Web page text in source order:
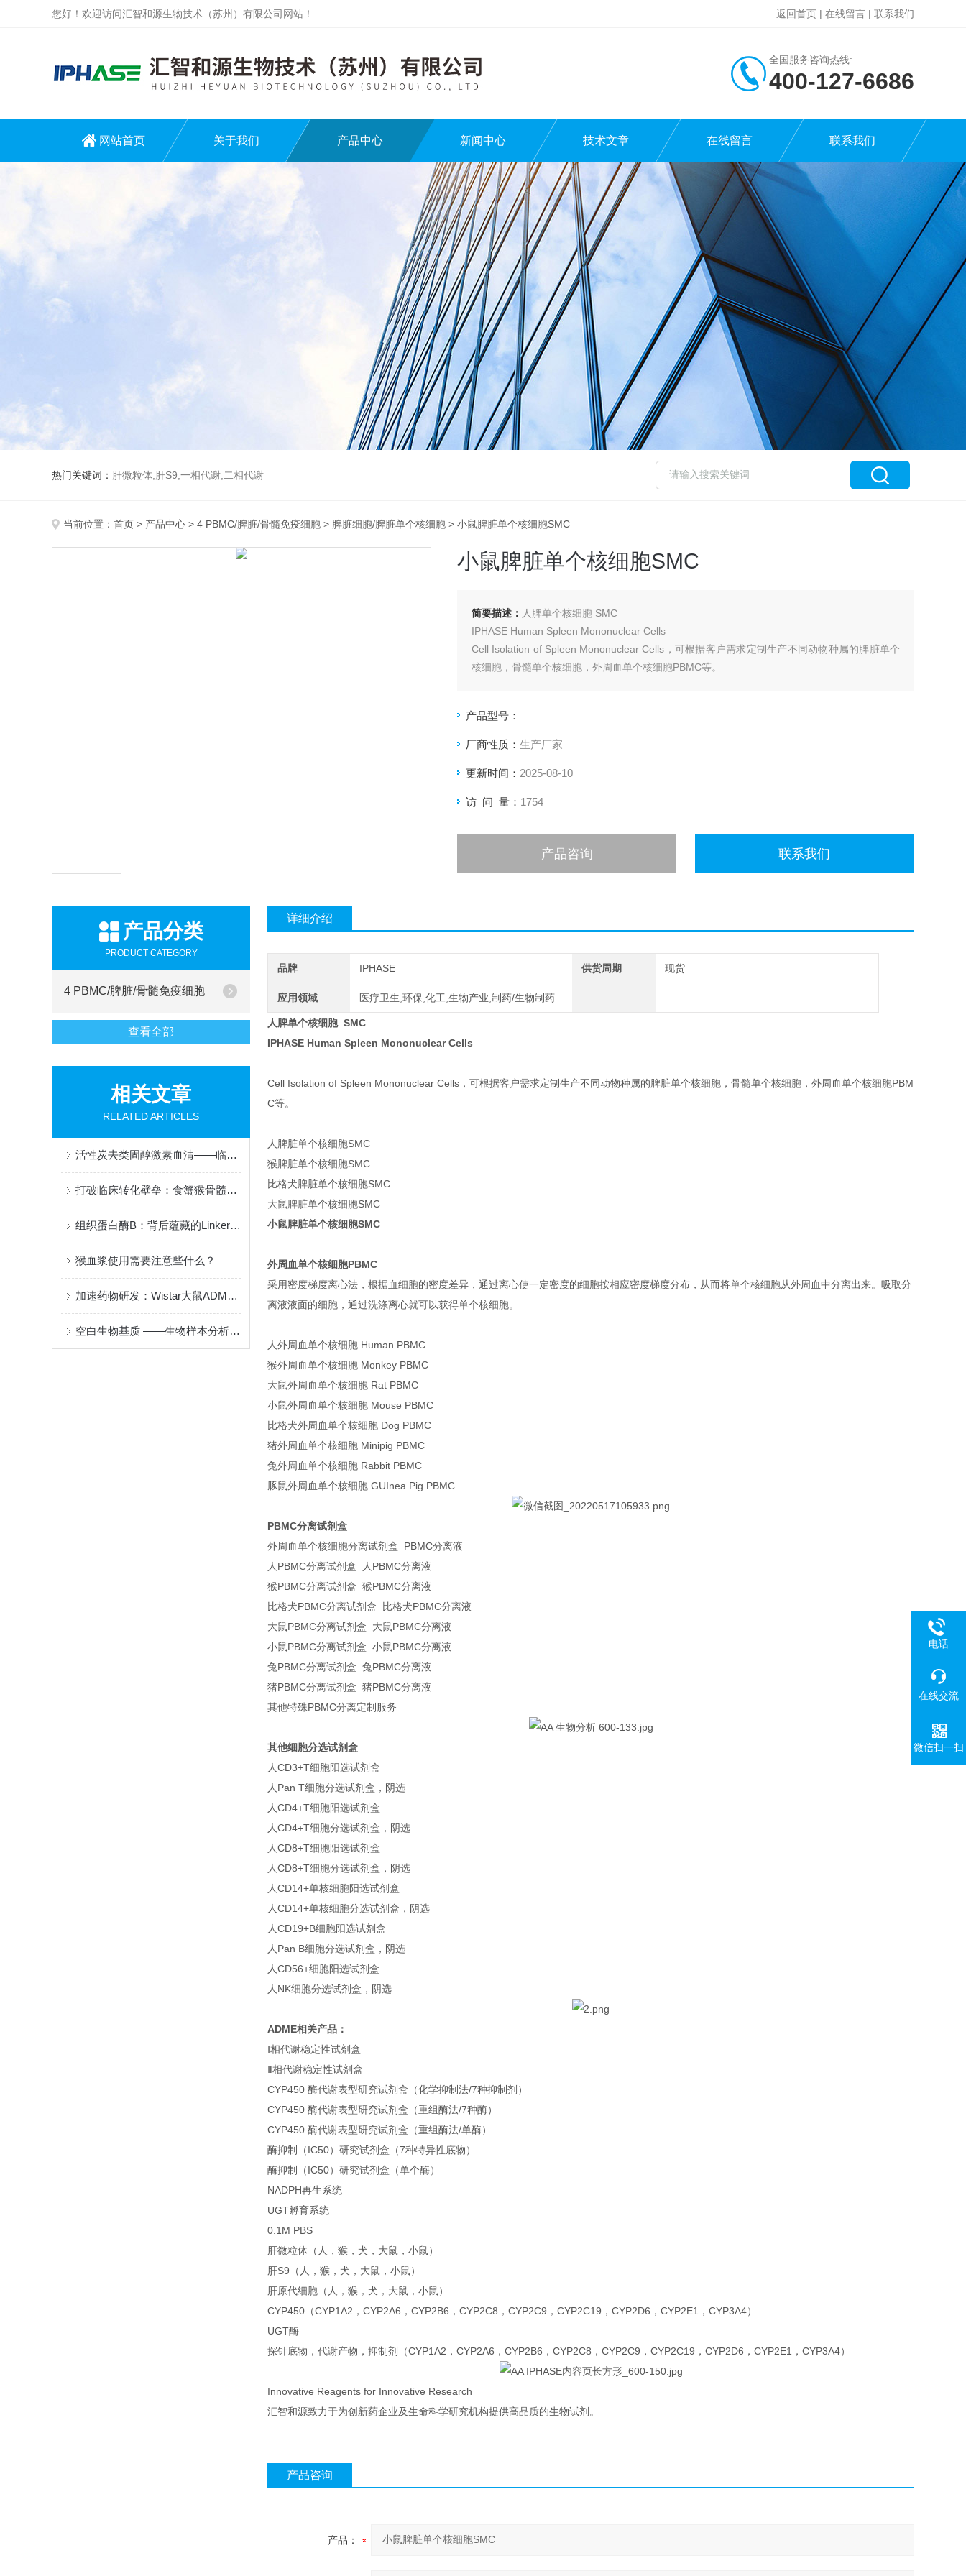
您好！欢迎访问汇智和源生物技术（苏州）有限公司网站！ 返回首页 | 在线留言 | 联系我们
全国服务咨询热线:
400-127-6686
网站首页 关于我们 产品中心 新闻中心 技术文章 在线留言 联系我们
热门关键词： 肝微粒体,肝S9,一相代谢,二相代谢
当前位置： 首页 > 产品中心 > 4 PBMC/脾脏/骨髓免疫细胞 > 脾脏细胞/脾脏单个核细胞 > 小鼠脾脏单个核细胞SMC
小鼠脾脏单个核细胞SMC
简要描述： 人脾单个核细胞 SMC
IPHASE Human Spleen Mononuclear Cells
Cell Isolation of Spleen Mononuclear Cells，可根据客户需求定制生产不同动物种属的脾脏单个
核细胞，骨髓单个核细胞，外周血单个核细胞PBMC等。
比格犬脾脏单个核细胞SMC
大鼠脾脏单个核细胞
产品型号：
厂商性质： 生产厂家
更新时间： 2025-08-10
访 问 量： 1754
产品咨询 联系我们
产品分类
PRODUCT CATEGORY
4 PBMC/脾脏/骨髓免疫细胞
查看全部
相关文章
RELATED ARTICLES
活性炭去类固醇激素血清——临床质谱/IVD质谱专用人源基质
打破临床转化壁垒：食蟹猴骨髓间充质干细胞破解干细胞研究物种鸿沟
组织蛋白酶B：背后蕴藏的Linker“切割”力量
猴血浆使用需要注意些什么？
加速药物研发：Wistar大鼠ADME一站式解决方案祝您药物脱颖而出
空白生物基质 ——生物样本分析方法学验证套装
详细介绍
品牌 IPHASE 供货周期 现货
应用领域 医疗卫生,环保,化工,生物产业,制药/生物制药
人脾单个核细胞 SMC
IPHASE Human Spleen Mononuclear Cells
Cell Isolation of Spleen Mononuclear Cells，可根据客户需求定制生产不同动物种属的脾脏单个核细胞，骨髓单个核细胞，外周血单个核细胞PBM
C等。
人脾脏单个核细胞SMC
猴脾脏单个核细胞SMC
比格犬脾脏单个核细胞SMC
大鼠脾脏单个核细胞SMC
小鼠脾脏单个核细胞SMC
外周血单个核细胞PBMC
采用密度梯度离心法，根据血细胞的密度差异，通过离心使一定密度的细胞按相应密度梯度分布，从而将单个核细胞从外周血中分离出来。吸取分
离液液面的细胞，通过洗涤离心就可以获得单个核细胞。
人外周血单个核细胞 Human PBMC
猴外周血单个核细胞 Monkey PBMC
大鼠外周血单个核细胞 Rat PBMC
小鼠外周血单个核细胞 Mouse PBMC
比格犬外周血单个核细胞 Dog PBMC
猪外周血单个核细胞 Minipig PBMC
兔外周血单个核细胞 Rabbit PBMC
豚鼠外周血单个核细胞 GUInea Pig PBMC
PBMC分离试剂盒
外周血单个核细胞分离试剂盒 PBMC分离液
人PBMC分离试剂盒 人PBMC分离液
猴PBMC分离试剂盒 猴PBMC分离液
比格犬PBMC分离试剂盒 比格犬PBMC分离液
大鼠PBMC分离试剂盒 大鼠PBMC分离液
小鼠PBMC分离试剂盒 小鼠PBMC分离液
兔PBMC分离试剂盒 兔PBMC分离液
猪PBMC分离试剂盒 猪PBMC分离液
其他特殊PBMC分离定制服务
其他细胞分选试剂盒
人CD3+T细胞阳选试剂盒
人Pan T细胞分选试剂盒，阴选
人CD4+T细胞阳选试剂盒
人CD4+T细胞分选试剂盒，阴选
人CD8+T细胞阳选试剂盒
人CD8+T细胞分选试剂盒，阴选
人CD14+单核细胞阳选试剂盒
人CD14+单核细胞分选试剂盒，阴选
人CD19+B细胞阳选试剂盒
人Pan B细胞分选试剂盒，阴选
人CD56+细胞阳选试剂盒
人NK细胞分选试剂盒，阴选
ADME相关产品：
Ⅰ相代谢稳定性试剂盒
Ⅱ相代谢稳定性试剂盒
CYP450 酶代谢表型研究试剂盒（化学抑制法/7种抑制剂）
CYP450 酶代谢表型研究试剂盒（重组酶法/7种酶）
CYP450 酶代谢表型研究试剂盒（重组酶法/单酶）
酶抑制（IC50）研究试剂盒（7种特异性底物）
酶抑制（IC50）研究试剂盒（单个酶）
NADPH再生系统
UGT孵育系统
0.1M PBS
肝微粒体（人，猴，犬，大鼠，小鼠）
肝S9（人，猴，犬，大鼠，小鼠）
肝原代细胞（人，猴，犬，大鼠，小鼠）
CYP450（CYP1A2，CYP2A6，CYP2B6，CYP2C8，CYP2C9，CYP2C19，CYP2D6，CYP2E1，CYP3A4）
UGT酶
探针底物，代谢产物，抑制剂（CYP1A2，CYP2A6，CYP2B6，CYP2C8，CYP2C9，CYP2C19，CYP2D6，CYP2E1，CYP3A4）
Innovative Reagents for Innovative Research
汇智和源致力于为创新药企业及生命科学研究机构提供高品质的生物试剂。
产品咨询
产品：
电话
在线交流
微信扫一扫